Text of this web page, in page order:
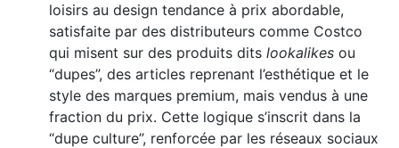
loisirs au design tendance à prix abordable,
satisfaite par des distributeurs comme Costco
qui misent sur des produits dits lookalikes ou
“dupes”, des articles reprenant l’esthétique et le
style des marques premium, mais vendus à une
fraction du prix. Cette logique s’inscrit dans la
“dupe culture”, renforcée par les réseaux sociaux